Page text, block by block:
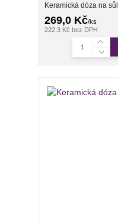
Keramická dóza na sůl
269,0 Kč/ks
222,3 Kčbez DPH